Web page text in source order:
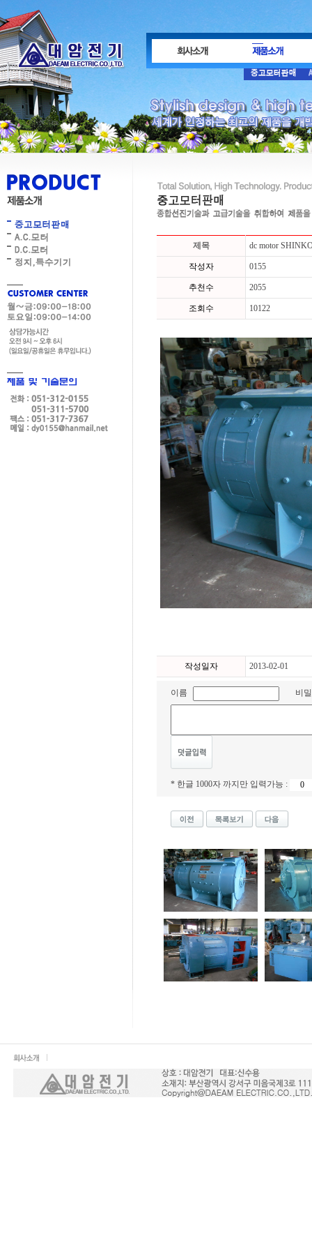
제목 dc motor
작성자 0155
추천수 2055
조회수 10122
작성일자 2013-02-01
이름 비
* 한글 1000자 까지만 입력가능 :